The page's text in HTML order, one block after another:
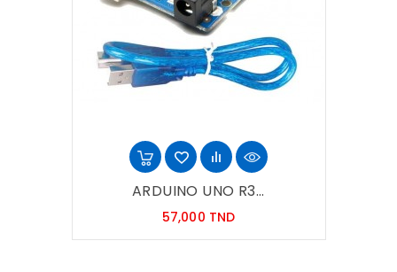
ARDUINO UNO R3...
57,000 TNDPrix